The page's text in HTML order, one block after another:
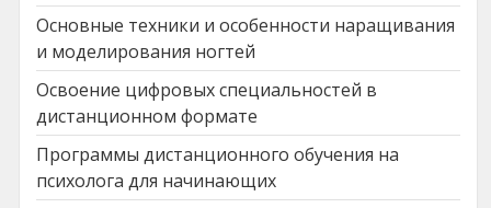
Основные техники и особенности наращивания
и моделирования ногтей
Освоение цифровых специальностей в
дистанционном формате
Программы дистанционного обучения на
психолога для начинающих